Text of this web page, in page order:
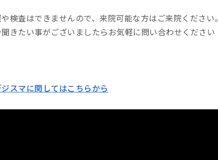
検査はできませんので、来院可能な方はご来院ください。
きたい事がございましたらお気軽に問い合わせください
スマに関してはこちらから